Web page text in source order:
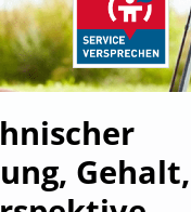
Gehalt,